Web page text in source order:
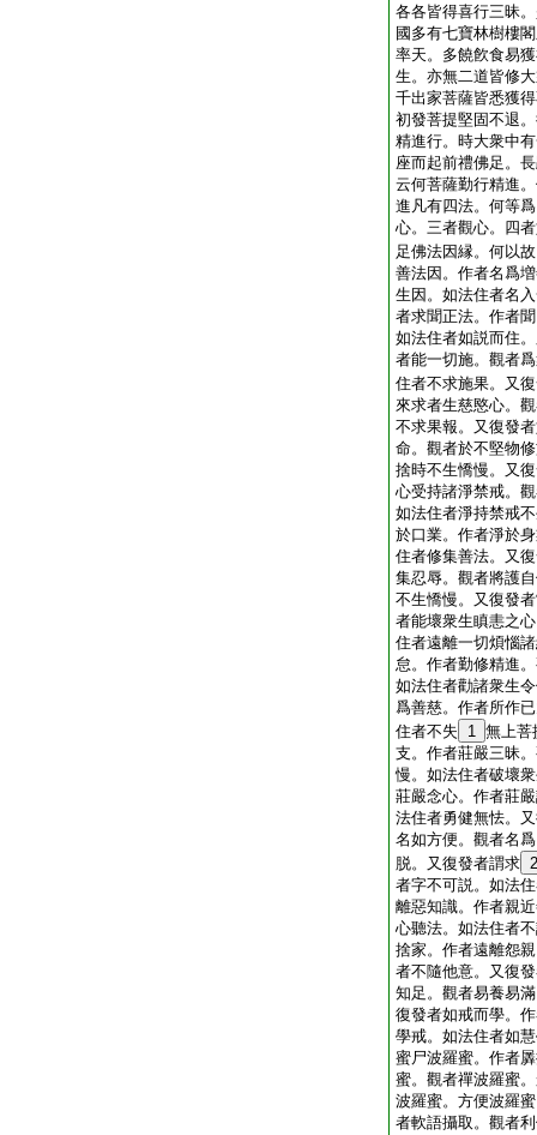
各各皆得喜行三昧
國多有七寶林樹樓
率天。多饒飮食易
生。亦無二道皆修
千出家菩薩皆悉獲
初發菩提堅固不退
精進行。時大衆中
座而起前禮佛足。
云何菩薩勤行精進
進凡有四法。何等
心。三者觀心。四
足佛法因縁。何以
善法因。作者名爲
生因。如法住者名
者求聞正法。作者
如法住者如説而住
者能一切施。觀者
住者不求施果。又
來求者生慈愍心。
不求果報。又復發
命。觀者於不堅物
捨時不生憍慢。又
心受持諸淨禁戒。
如法住者淨持禁戒
於口業。作者淨於
住者修集善法。又
集忍辱。觀者將護
不生憍慢。又復發
者能壞衆生瞋恚之
住者遠離一切煩惱
怠。作者勤修精進
如法住者勸諸衆生
爲善慈。作者所作
住者不失
1 無上菩
支。作者莊嚴三昧
慢。如法住者破壞
莊嚴念心。作者莊
法住者勇健無怯。
名如方便。觀者名
脱。又復發者謂求 2
者字不可説。如法
離惡知識。作者親
心聽法。如法住者
捨家。作者遠離怨
者不隨他意。又復
知足。觀者易養易
復發者如戒而學。
學戒。如法住者如
蜜尸波羅蜜。作者
蜜。觀者禪波羅蜜
波羅蜜。方便波羅
者軟語攝取。觀者